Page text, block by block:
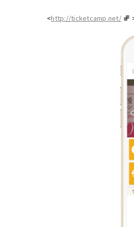
<http://ticketcamp.net/